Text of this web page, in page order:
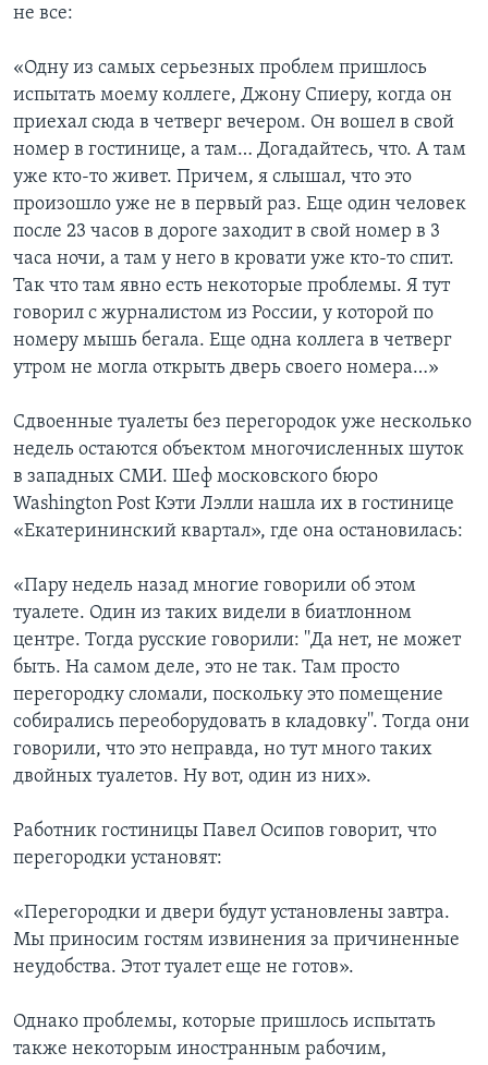
не все:
«Одну из самых серьезных проблем пришлось
испытать моему коллеге, Джону Спиеру, когда он
приехал сюда в четверг вечером. Он вошел в свой
номер в гостинице, а там… Догадайтесь, что. А там
уже кто-то живет. Причем, я слышал, что это
произошло уже не в первый раз. Еще один человек
после 23 часов в дороге заходит в свой номер в 3
часа ночи, а там у него в кровати уже кто-то спит.
Так что там явно есть некоторые проблемы. Я тут
говорил с журналистом из России, у которой по
номеру мышь бегала. Еще одна коллега в четверг
утром не могла открыть дверь своего номера…»
Сдвоенные туалеты без перегородок уже несколько
недель остаются объектом многочисленных шуток
в западных СМИ. Шеф московского бюро
Washington Post Кэти Лэлли нашла их в гостинице
«Екатерининский квартал», где она остановилась:
«Пару недель назад многие говорили об этом
туалете. Один из таких видели в биатлонном
центре. Тогда русские говорили: ''Да нет, не может
быть. На самом деле, это не так. Там просто
перегородку сломали, поскольку это помещение
собирались переоборудовать в кладовку''. Тогда они
говорили, что это неправда, но тут много таких
двойных туалетов. Ну вот, один из них».
Работник гостиницы Павел Осипов говорит, что
перегородки установят:
«Перегородки и двери будут установлены завтра.
Мы приносим гостям извинения за причиненные
неудобства. Этот туалет еще не готов».
Однако проблемы, которые пришлось испытать
также некоторым иностранным рабочим,